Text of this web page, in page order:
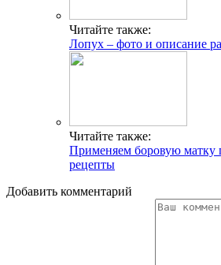
Читайте также:
Лопух – фото и описание
Читайте также:
Применяем боровую матку
рецепты
Добавить комментарий